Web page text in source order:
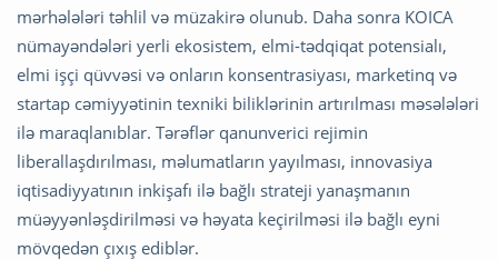
mərhələləri təhlil və müzakirə olunub. Daha sonra KOICA
nümayəndələri yerli ekosistem, elmi-tədqiqat potensialı,
elmi işçi qüvvəsi və onların konsentrasiyası, marketinq və
startap cəmiyyətinin texniki biliklərinin artırılması məsələləri
ilə maraqlanıblar. Tərəflər qanunverici rejimin
liberallaşdırılması, məlumatların yayılması, innovasiya
iqtisadiyyatının inkişafı ilə bağlı strateji yanaşmanın
müəyyənləşdirilməsi və həyata keçirilməsi ilə bağlı eyni
mövqedən çıxış ediblər.